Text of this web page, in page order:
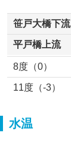
笹戸大橋下流
平戸橋上流
8度（0）
11度（-3）
水温